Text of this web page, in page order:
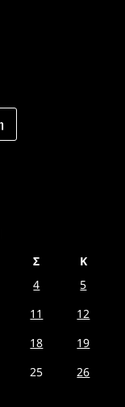
Σ
Κ
4
5
11
12
18
19
25
26